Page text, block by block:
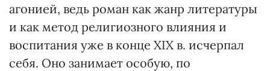
агонией, ведь роман как жанр литературы
и как метод религиозного влияния и
воспитания уже в конце ХІХ в. исчерпал
себя. Оно занимает особую, по